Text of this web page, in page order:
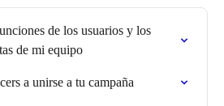
de los usuarios y los
de mi equipo
a unirse a tu campaña